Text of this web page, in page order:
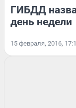
ГИБДД
день недели
15 февраля, 2016,